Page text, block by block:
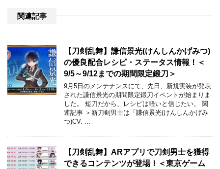
関連記事
【刀剣乱舞】謙信景光(けんしんかげみつ)
の優良配合レシピ・ステータス情報！＜
9/5～9/12までの期間限定鍛刀＞
9月5日のメンテナンスにて、先日、新規実装が発表
された謙信景光の期間限定鍛刀イベントが始まりま
した。 短刀だから、レシピは軽いと信じたい。 関
連記事 ＞新刀剣男士は「謙信景光(けんしんかげみ
つ)CV. …
【刀剣乱舞】ARアプリで刀剣男士を獲得
できるコンテンツが登場！＜東京ゲーム